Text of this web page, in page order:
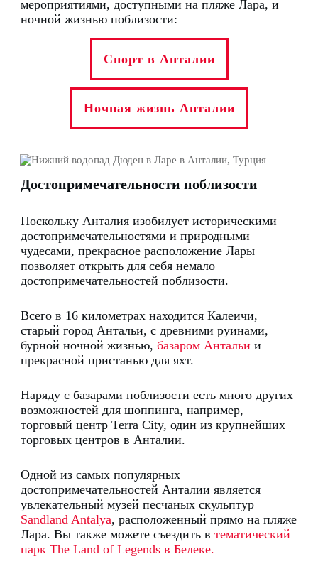
мероприятиями, доступными на пляже Лара, и
ночной жизнью поблизости:
Спорт в Анталии
Ночная жизнь Анталии
Достопримечательности поблизости
Поскольку Анталия изобилует историческими
достопримечательностями и природными
чудесами, прекрасное расположение Лары
позволяет открыть для себя немало
достопримечательностей поблизости.
Всего в 16 километрах находится Калеичи,
старый город Антальи, с древними руинами,
бурной ночной жизнью, базаром Антальи и
прекрасной пристанью для яхт.
Наряду с базарами поблизости есть много других
возможностей для шоппинга, например,
торговый центр Terra City, один из крупнейших
торговых центров в Анталии.
Одной из самых популярных
достопримечательностей Анталии является
увлекательный музей песчаных скульптур
Sandland Antalya, расположенный прямо на пляже
Лара. Вы также можете съездить в тематический
парк The Land of Legends в Белеке.